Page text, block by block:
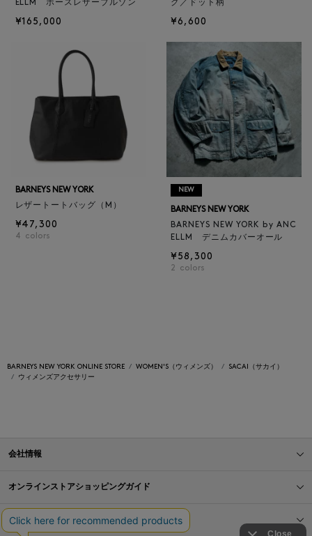
ELLM ホースレザーブルゾン
¥165,000
グ／ドット柄
¥6,600
BARNEYS NEW YORK
レザートートバッグ（M）
¥47,300
4 colors
NEW
BARNEYS NEW YORK
BARNEYS NEW YORK by ANC
ELLM デニムカバーオール
¥58,300
2 colors
BARNEYS NEW YORK ONLINE STORE WOMEN'S（ウィメンズ）
SACAI（サカイ）
ウィメンズアクセサリー
会社情報
オンラインストアショッピングガイド
店舗情報